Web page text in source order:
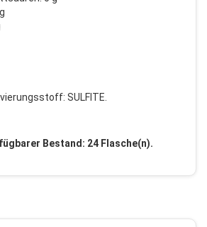
SULFITE.
Bestand: 24 Flasche(n).